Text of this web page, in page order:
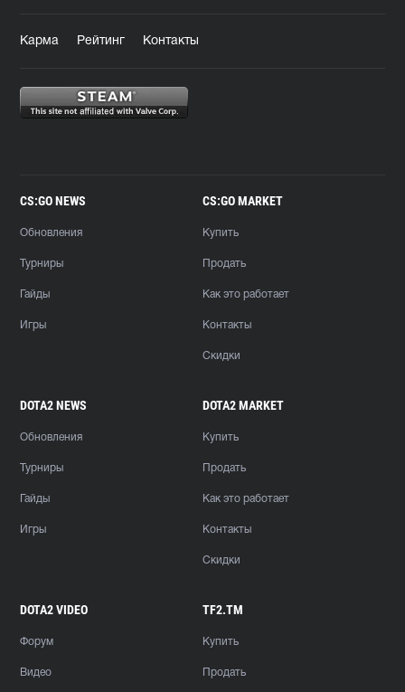
Карма Рейтинг Контакты
CS:GO NEWS
Обновления
Турниры
Гайды
Игры
CS:GO MARKET
Купить
Продать
Как это работает
Контакты
Скидки
DOTA2 NEWS
Обновления
Турниры
Гайды
Игры
DOTA2 MARKET
Купить
Продать
Как это работает
Контакты
Скидки
DOTA2 VIDEO
Форум
Видео
TF2.TM
Купить
Продать